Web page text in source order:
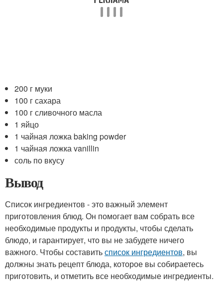
200 г муки
100 г сахара
100 г сливочного масла
1 яйцо
1 чайная ложка baking powder
1 чайная ложка vanillin
соль по вкусу
Вывод
Список ингредиентов - это важный элемент
приготовления блюд. Он помогает вам собрать все
необходимые продукты и продукты, чтобы сделать
блюдо, и гарантирует, что вы не забудете ничего
важного. Чтобы составитьсписок ингредиентов, вы
должны знать рецепт блюда, которое вы собираетесь
приготовить, и отметить все необходимые ингредиенты.